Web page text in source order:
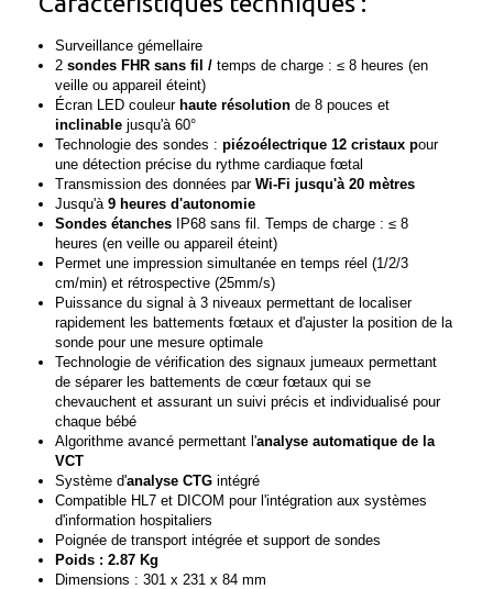
Surveillance gémellaire
2 sondes FHR sans fil / temps de charge : ≤ 8 heures (en
veille ou appareil éteint)
Écran LED couleur haute résolution de 8 pouces et
inclinable jusqu'à 60°
Technologie des sondes : piézoélectrique 12 cristaux pour
une détection précise du rythme cardiaque fœtal
Transmission des données par Wi-Fi jusqu'à 20 mètres
Jusqu'à 9 heures d'autonomie
Sondes étanches IP68 sans fil. Temps de charge : ≤ 8
heures (en veille ou appareil éteint)
Permet une impression simultanée en temps réel (1/2/3
cm/min) et rétrospective (25mm/s)
Puissance du signal à 3 niveaux permettant de localiser
rapidement les battements fœtaux et d'ajuster la position de la
sonde pour une mesure optimale
Technologie de vérification des signaux jumeaux permettant
de séparer les battements de cœur fœtaux qui se
chevauchent et assurant un suivi précis et individualisé pour
chaque bébé
Algorithme avancé permettant l'analyse automatique de la
VCT
Système d'analyse CTG intégré
Compatible HL7 et DICOM pour l'intégration aux systèmes
d'information hospitaliers
Poignée de transport intégrée et support de sondes
Poids : 2.87 Kg
Dimensions : 301 x 231 x 84 mm